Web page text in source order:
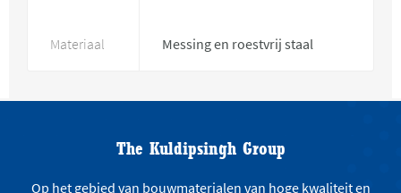
Materiaal Messing en roestvrij staal
The Kuldipsingh Group
Op het gebied van bouwmaterialen van hoge kwaliteit en